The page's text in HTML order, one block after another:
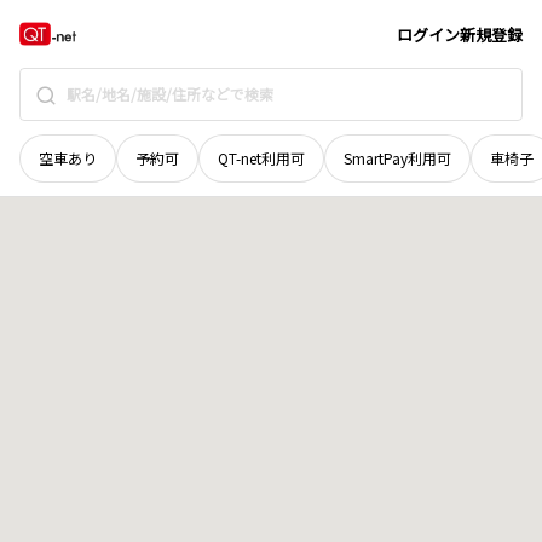
ログイン新規登録
空車あり 予約可 QT-net利用可 SmartPay利用可 車椅子
広島県